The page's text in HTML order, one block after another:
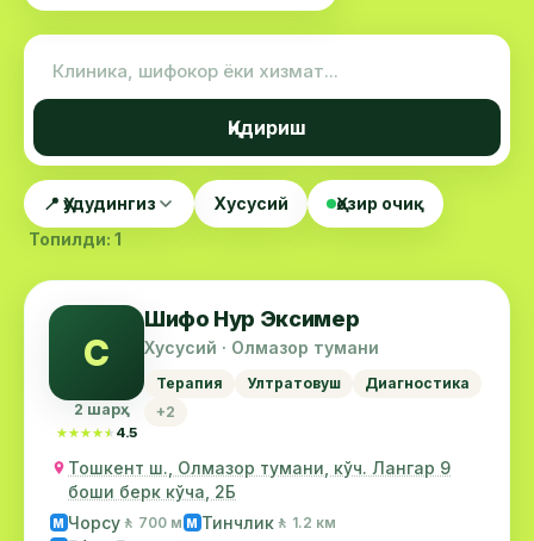
Қидириш
📍 Ҳудудингиз Хусусий
Ҳозир очиқ
Топилди: 1
С
2 шарҳ
★★★★★
★★★★★ 4.5
Шифо Нур Эксимер
Хусусий · Олмазор тумани
Терапия Ултратовуш
Диагностика
+2
Тошкент ш., Олмазор тумани, кўч. Лангар 9
боши берк кўча, 2Б
М Чорсу 🚶 700 м М Тинчлик 🚶 1.2 км